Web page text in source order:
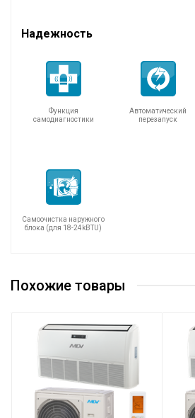
Надежность
Функция
самодиагностики
Автоматический
перезапуск
Самоочистка наружного
блока (для 18-24kBTU)
Холодопроизводительность Т1/
Теплопроизводительность Т1/Т3,
Электропитание, В/Гц/Ф
Похожие товары